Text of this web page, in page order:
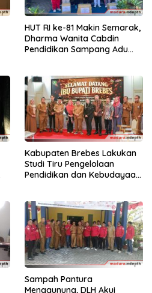
HUT RI ke-81 Makin Semarak,
Dharma Wanita Cabdin
Pendidikan Sampang Adu
Kabupaten Brebes Lakukan
Studi Tiru Pengelolaan
Pendidikan dan Kebudayaan
Sampah Pantura
Menggunung, DLH Akui